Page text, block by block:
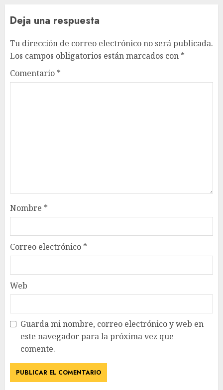
Deja una respuesta
Tu dirección de correo electrónico no será publicada.
Los campos obligatorios están marcados con *
Comentario *
Nombre *
Correo electrónico *
Web
Guarda mi nombre, correo electrónico y web en
este navegador para la próxima vez que
comente.